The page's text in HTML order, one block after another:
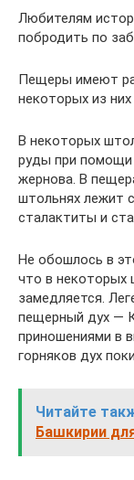
Любителям
побродить по
Пещеры имеют
некоторых из
В некоторых
руды при помощи
жернова. В
штольнях лежит
сталактиты и
Не обошлось в
что в некоторых
замедляется.
пещерный дух —
приношениями в
горняков дух
Читайте
Башкирии